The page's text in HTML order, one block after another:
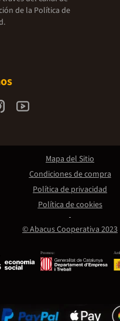
de la Política de
Promou:
© Abacus Cooperativa 2023
Mapa del Sitio
Condiciones de compra
Política de privacidad
Política de cookies